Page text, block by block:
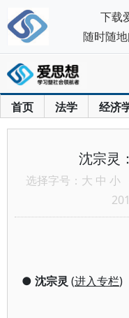
首页 法学 经济
沈宗灵
选择字号： 大 中 小
● 沈宗灵 (进入专栏)
下载
随时随